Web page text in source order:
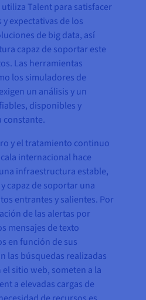
Talent para satisfacer
expectativas de los
de big data, así
capaz de soportar este
Las herramientas
los simuladores de
un análisis y un
disponibles y
constante.
y el tratamiento continuo
internacional hace
infraestructura estable,
capaz de soportar una
entrantes y salientes. Por
de las alertas por
mensajes de texto
en función de sus
las búsquedas realizadas
sitio web, someten a la
a elevadas cargas de